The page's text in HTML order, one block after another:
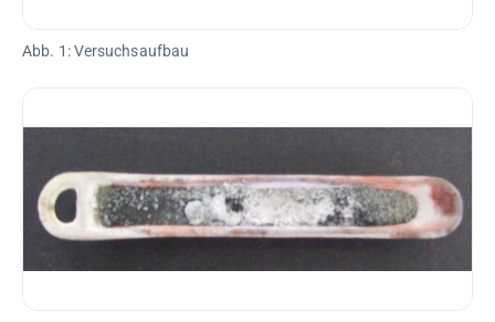
Abb. 1: Versuchsaufbau